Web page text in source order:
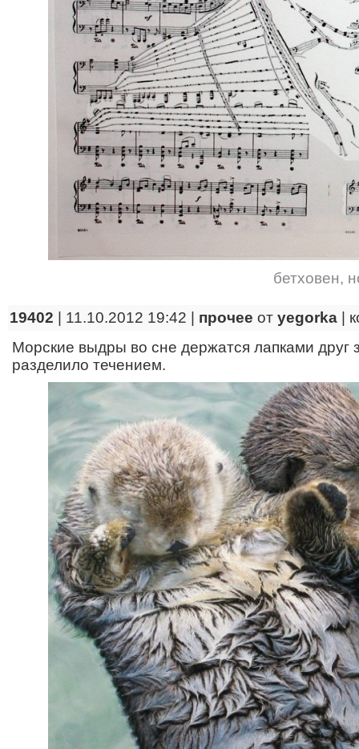
бетховен,
19402 | 11.10.2012 19:42 | прочее от yegorka
Морские выдры во сне держатся лапками друг
разделило течением.